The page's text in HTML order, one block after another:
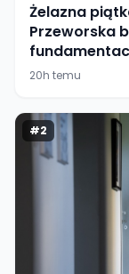
Żelazna
Przeworska
20h temu
#2